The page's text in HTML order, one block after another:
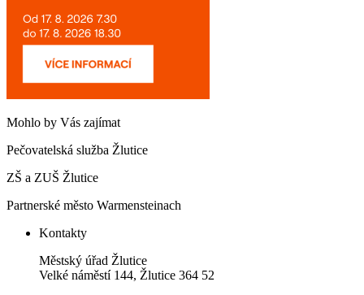
Mohlo by Vás zajímat
Pečovatelská služba Žlutice
ZŠ a ZUŠ Žlutice
Partnerské město Warmensteinach
Kontakty
Městský úřad Žlutice
Velké náměstí 144, Žlutice 364 52